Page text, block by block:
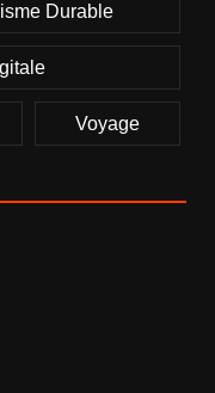
Durable
Voyage